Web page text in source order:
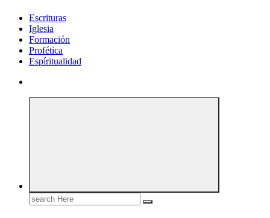
Escrituras
Iglesia
Formación
Profética
Espíritualidad
Search
for: